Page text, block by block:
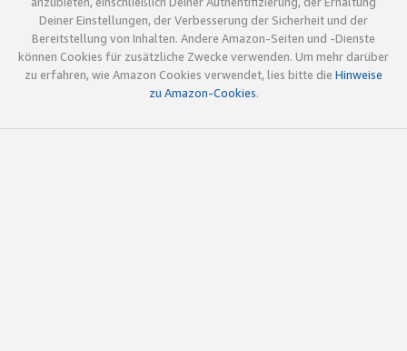
Deiner Einstellungen, der Verbesserung der Sicherheit und der
Bereitstellung von Inhalten. Andere Amazon-Seiten und -Dienste
können Cookies für zusätzliche Zwecke verwenden. Um mehr darüber
zu erfahren, wie Amazon Cookies verwendet, lies bitte die Hinweise
zu Amazon-Cookies.